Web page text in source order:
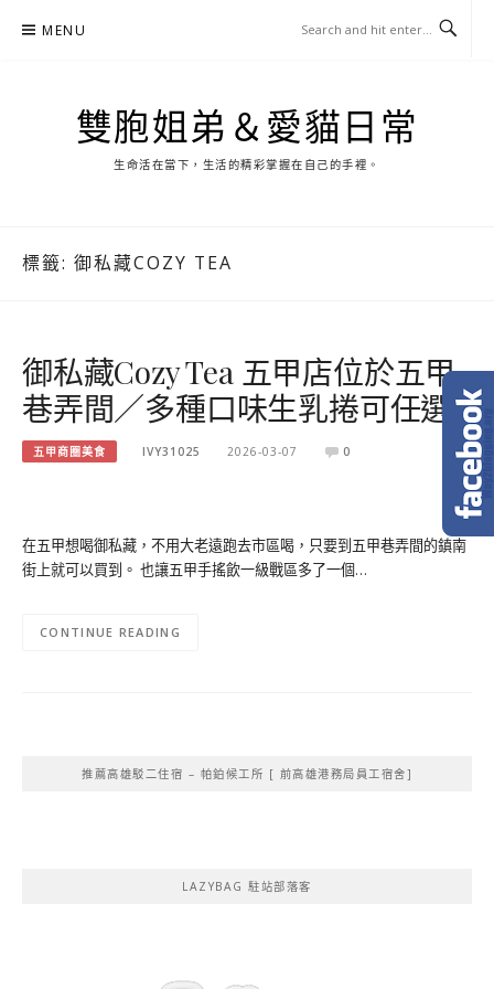
MENU
雙胞姐弟＆愛貓日常
生命活在當下，生活的精彩掌握在自己的手裡。
標籤: 御私藏COZY TEA
御私藏Cozy Tea 五甲店位於五甲
巷弄間／多種口味生乳捲可任選
五甲商圈美食 IVY31025 2026-03-07 0
在五甲想喝御私藏，不用大老遠跑去市區喝，只要到五甲巷弄間的鎮南
街上就可以買到。 也讓五甲手搖飲一級戰區多了一個…
CONTINUE READING
推薦高雄駁二住宿 – 帕鉑候工所 [ 前高雄港務局員工宿舍]
LAZYBAG 駐站部落客